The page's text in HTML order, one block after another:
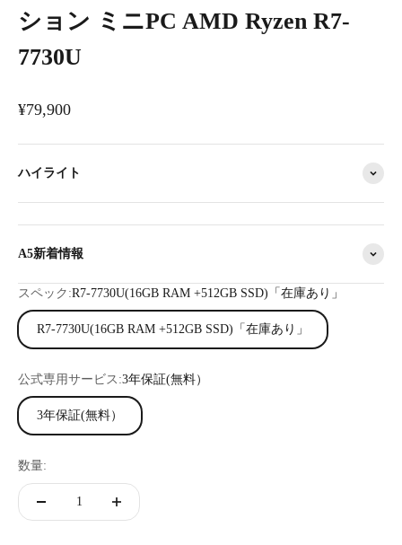
ション ミニPC AMD Ryzen R7-
7730U
セール価格
¥79,900
ハイライト
A5新着情報
スペック:R7-7730U(16GB RAM +512GB SSD)「在庫あり」
R7-7730U(16GB RAM +512GB SSD)「在庫あり」
公式専用サービス:3年保証(無料）
3年保証(無料）
数量: